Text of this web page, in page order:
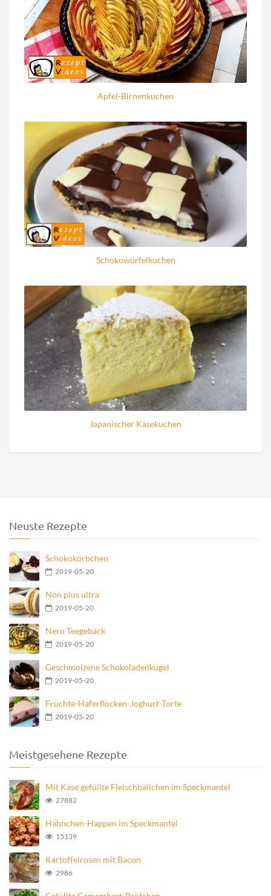
Apfel-Birnenkuchen
Schokowürfelkuchen
Japanischer Käsekuchen
Neuste Rezepte
Schokokörbchen
2019-05-20
Non plus ultra
2019-05-20
Nero Teegebäck
2019-05-20
Geschmolzene Schokoladenkugel
2019-05-20
Früchte-Haferflocken-Joghurt-Torte
2019-05-20
Meistgesehene Rezepte
Mit Käse gefüllte Fleischbällchen im Speckmantel
27882
Hähnchen-Happen im Speckmantel
15139
Kartoffelrosen mit Bacon
2986